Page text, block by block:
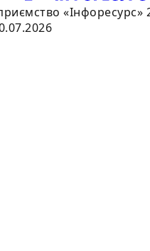
«Інфоресурс»